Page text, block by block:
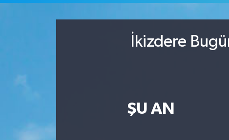
İkizdere
ŞU AN
Süper Lig Puan Durumu ve Fikstür